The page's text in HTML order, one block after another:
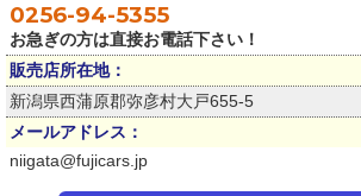
0256-94-5355
お急ぎの方は直接お電話下さい！
販売店所在地：
新潟県西蒲原郡弥彦村大戸655-5
メールアドレス：
niigata@fujicars.jp